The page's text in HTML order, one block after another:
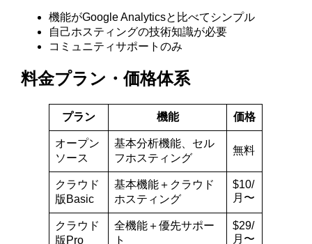
機能がGoogle Analyticsと比べてシンプル
自己ホスティングの技術知識が必要
コミュニティサポートのみ
料金プラン・価格体系
プラン 機能 価格
オープン
ソース
基本分析機能、セル
フホスティング
無料
クラウド
版Basic
基本機能＋クラウド
ホスティング
$10/
月〜
クラウド
版Pro
全機能＋優先サポー
ト
$29/
月〜